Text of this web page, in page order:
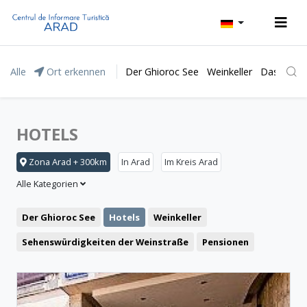
Alle Ort erkennen Der Ghioroc See Weinkeller Das
HOTELS
Zona Arad + 300km In Arad
Im Kreis Arad
Alle Kategorien
Der Ghioroc See Hotels
Weinkeller
Sehenswürdigkeiten der Weinstraße
Pensionen
Motel
Restaurant
Das Naturpark „Lunca Mureșului”